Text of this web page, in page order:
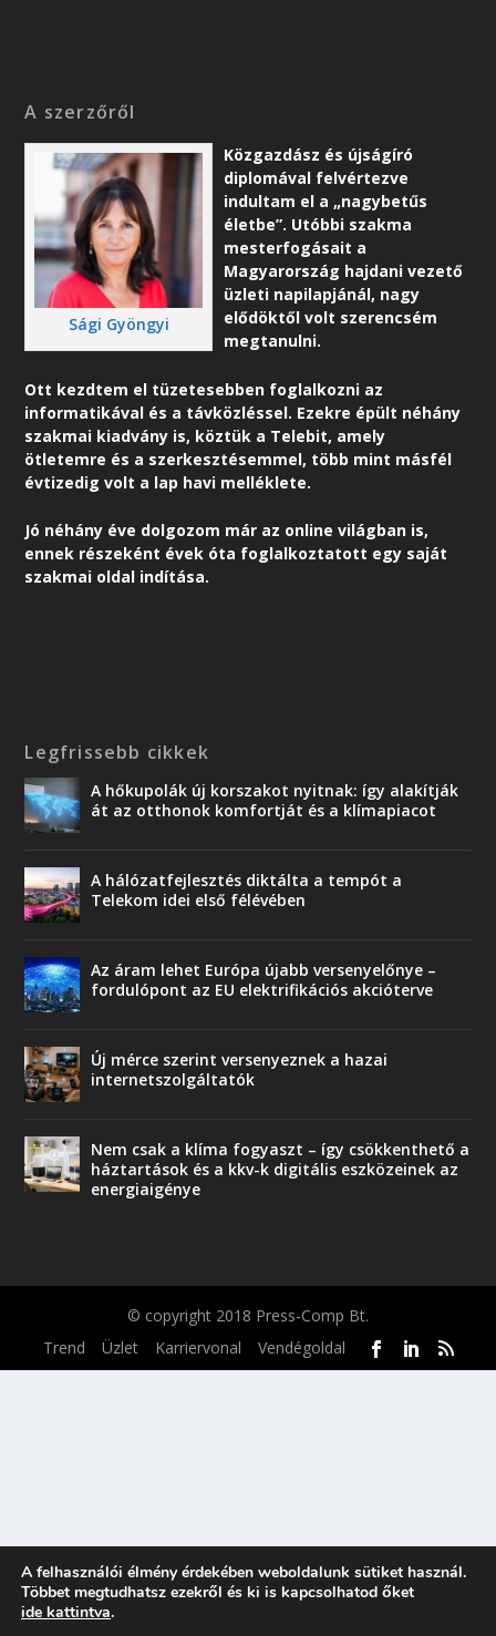
A szerzőről
Sági Gyöngyi
Közgazdász és újságíró
diplomával felvértezve
indultam el a „nagybetűs
életbe”. Utóbbi szakma
mesterfogásait a
Magyarország hajdani vezető
üzleti napilapjánál, nagy
elődöktől volt szerencsém
megtanulni.
Ott kezdtem el tüzetesebben foglalkozni az
informatikával és a távközléssel. Ezekre épült néhány
szakmai kiadvány is, köztük a Telebit, amely
ötletemre és a szerkesztésemmel, több mint másfél
évtizedig volt a lap havi melléklete.
Jó néhány éve dolgozom már az online világban is,
ennek részeként évek óta foglalkoztatott egy saját
szakmai oldal indítása.
Legfrissebb cikkek
A hőkupolák új korszakot nyitnak: így alakítják
át az otthonok komfortját és a klímapiacot
A hálózatfejlesztés diktálta a tempót a
Telekom idei első félévében
Az áram lehet Európa újabb versenyelőnye –
fordulópont az EU elektrifikációs akcióterve
Új mérce szerint versenyeznek a hazai
internetszolgáltatók
Nem csak a klíma fogyaszt – így csökkenthető a
háztartások és a kkv-k digitális eszközeinek az
energiaigénye
© copyright 2018 Press-Comp Bt.
Trend
Üzlet Karriervonal Vendégoldal
A felhasználói élmény érdekében weboldalunk sütiket használ.
Többet megtudhatsz ezekről és ki is kapcsolhatod őket
ide kattintva.